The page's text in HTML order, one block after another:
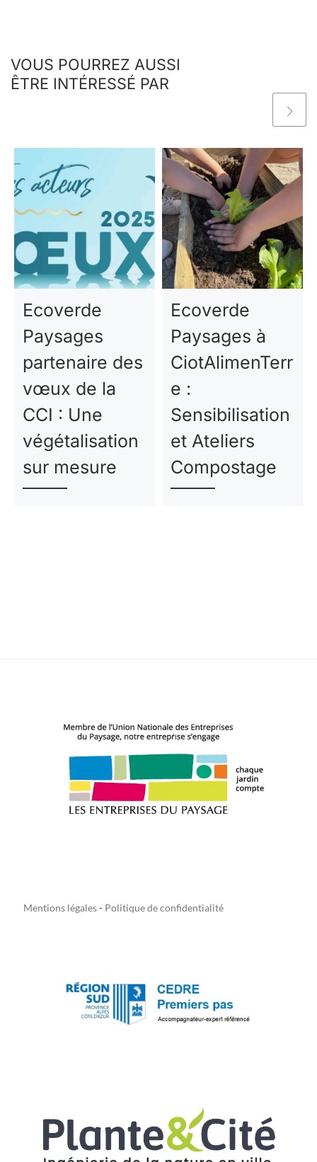
VOUS POURREZ AUSSI
ÊTRE INTÉRESSÉ PAR
Ecoverde
Paysages
partenaire des
vœux de la
CCI : Une
végétalisation
sur mesure
Ecoverde
Paysages à
CiotAlimenTerr
e :
Sensibilisation
et Ateliers
Compostage
Mentions légales- Politique de confidentialité